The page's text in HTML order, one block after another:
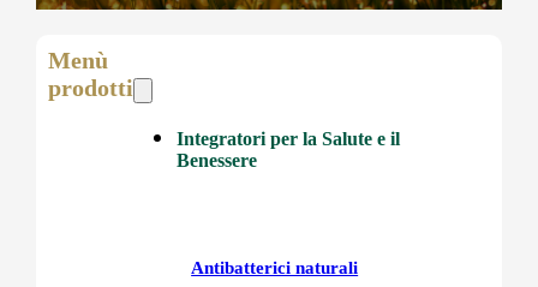
Menù
prodotti
Integratori per la Salute e il
Benessere
Antibatterici naturali